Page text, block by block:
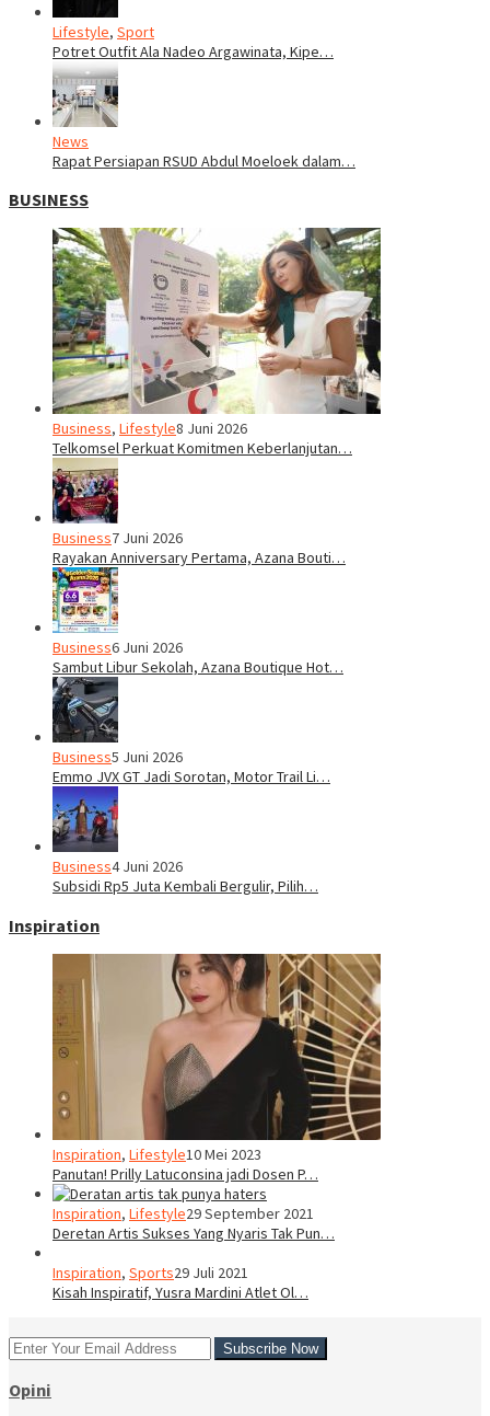
Lifestyle, Sport
Potret Outfit Ala Nadeo Argawinata, Kipe…
News
Rapat Persiapan RSUD Abdul Moeloek dalam…
BUSINESS
Business, Lifestyle8 Juni 2026
Telkomsel Perkuat Komitmen Keberlanjutan…
Business7 Juni 2026
Rayakan Anniversary Pertama, Azana Bouti…
Business6 Juni 2026
Sambut Libur Sekolah, Azana Boutique Hot…
Business5 Juni 2026
Emmo JVX GT Jadi Sorotan, Motor Trail Li…
Business4 Juni 2026
Subsidi Rp5 Juta Kembali Bergulir, Pilih…
Inspiration
Inspiration, Lifestyle10 Mei 2023
Panutan! Prilly Latuconsina jadi Dosen P…
Inspiration, Lifestyle29 September 2021
Deretan Artis Sukses Yang Nyaris Tak Pun…
Inspiration, Sports29 Juli 2021
Kisah Inspiratif, Yusra Mardini Atlet Ol…
Opini